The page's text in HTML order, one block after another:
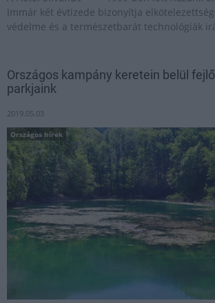
Immár két évtizede bizonyítja
védelme és a természetbarát technológiák
Országos kampány keretein belül
parkjaink
2019.05.03
Országos hírek